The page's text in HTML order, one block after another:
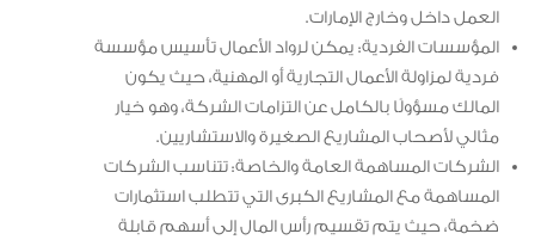
العمل داخل وخارج الإمارات.
المؤسسات الفردية: يمكن لرواد الأعمال تأسيس مؤسسة
فردية لمزاولة الأعمال التجارية أو المهنية، حيث يكون
المالك مسؤولًا بالكامل عن التزامات الشركة، وهو خيار
مثالي لأصحاب المشاريع الصغيرة والاستشاريين.
الشركات المساهمة العامة والخاصة: تتناسب الشركات
المساهمة مع المشاريع الكبرى التي تتطلب استثمارات
ضخمة، حيث يتم تقسيم رأس المال إلى أسهم قابلة